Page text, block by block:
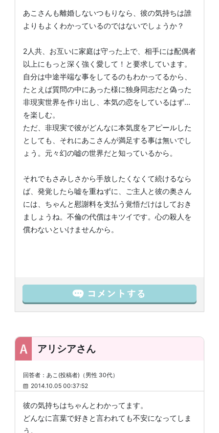
あこさんも離婚しないつもりなら、彼の気持ちは誰
よりもよくわかっているのではないでしょうか？
2人共、お互いに家庭は守った上で、相手には配偶者
以上にもっと深く強く愛して！と要求しています。
自分は中途半端な事をしてるのもわかってるから、
たとえば質問の中にあった様に独身同志だと偽った
非現実世界を作り出し、本気の恋をしているはず…
を楽しむ。
ただ、非現実で彼がどんなに本気度をアピールした
としても、それにあこさんが満足する事は無いでし
ょう。元々幻の嘘の世界だと知っているから。
それでもさみしさから手放したくなくて続けるなら
ば、発覚したら嘘を重ねずに、ご主人と彼の奥さん
には、ちゃんと慰謝料を支払う覚悟だけはしておき
ましょうね。不倫の代償はキツイです。心の殺人を
償わないといけませんから。
アリシアさん
回答者：あこ(投稿者)（男性 30代）
2014.10.05 00:37:52
彼の気持ちはちゃんとわかってます。
どんなに言葉で好きと言われても不安になってしま
う。